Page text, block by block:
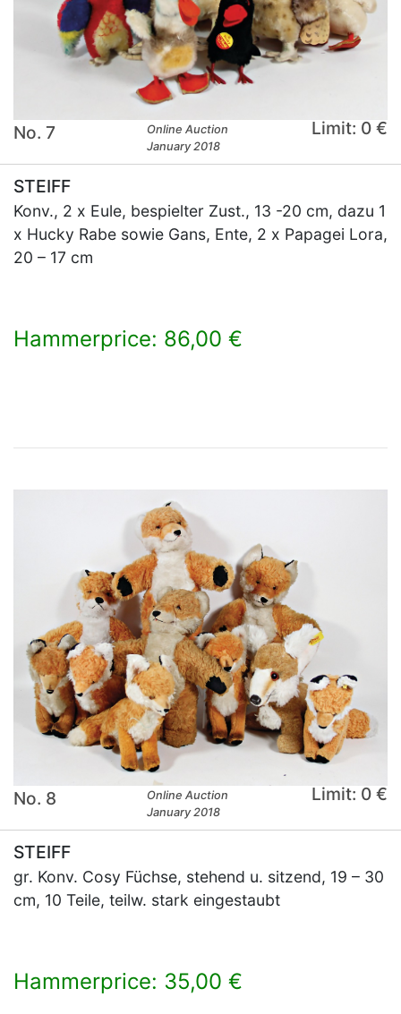
No. 7
Online Auction
January 2018
Limit: 0 €
STEIFF
Konv., 2 x Eule, bespielter Zust., 13 -20 cm, dazu 1
x Hucky Rabe sowie Gans, Ente, 2 x Papagei Lora,
20 – 17 cm
Hammerprice: 86,00 €
No. 8
Online Auction
January 2018
Limit: 0 €
STEIFF
gr. Konv. Cosy Füchse, stehend u. sitzend, 19 – 30
cm, 10 Teile, teilw. stark eingestaubt
Hammerprice: 35,00 €